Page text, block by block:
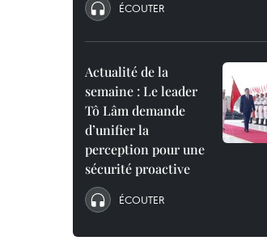
ÉCOUTER
Actualité de la
semaine : Le leader
Tô Lâm demande
d’unifier la
perception pour une
sécurité proactive
ÉCOUTER